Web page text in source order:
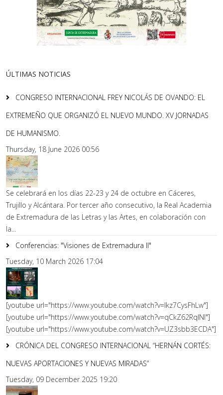
ÚLTIMAS NOTICIAS
CONGRESO INTERNACIONAL FREY NICOLÁS DE OVANDO: EL
EXTREMEÑO QUE ORGANIZÓ EL NUEVO MUNDO. XV JORNADAS
DE HUMANISMO.
Thursday, 18 June 2026 00:56
Se celebrará en los días 22-23 y 24 de octubre en Cáceres,
Trujillo y Alcántara. Por tercer año consecutivo, la Real Academia
de Extremadura de las Letras y las Artes, en colaboración con
la...
Conferencias: "Visiones de Extremadura II"
Tuesday, 10 March 2026 17:04
[youtube url="https://www.youtube.com/watch?v=lkz7CysFhLw"]
[youtube url="https://www.youtube.com/watch?v=qCkZ62RqlNI"]
[youtube url="https://www.youtube.com/watch?v=UZ3sbb3ECDA"]
CRÓNICA DEL CONGRESO INTERNACIONAL “HERNÁN CORTÉS:
NUEVAS APORTACIONES Y NUEVAS MIRADAS”
Tuesday, 09 December 2025 19:20